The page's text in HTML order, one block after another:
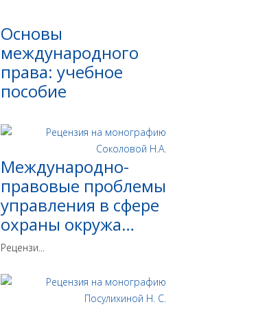
Основы
международного
права: учебное
пособие
Международно-
правовые проблемы
управления в сфере
охраны окружа…
Рецензи...